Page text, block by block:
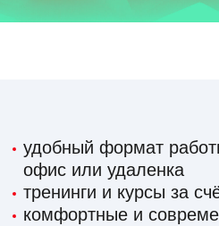
удобный формат
офис или удаленка
тренинги и курсы за
комфортные и